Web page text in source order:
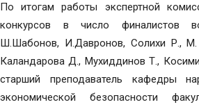
По итогам работы экспертной
конкурсов в число финалистов
Ш.Шабонов, И.Давронов, Солихи Р.,
Каландарова Д., Мухиддинов Т.,
старший преподаватель кафедры
экономической безопасности